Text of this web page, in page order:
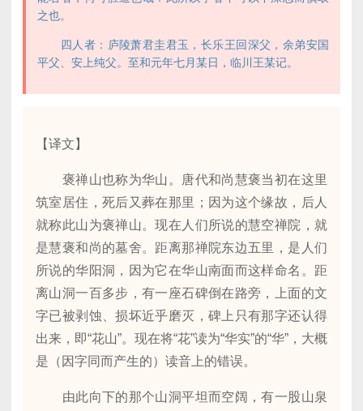
之也。
四人者：庐陵萧君圭君玉，长乐王回深父，余弟安国
平父、安上纯父。至和元年七月某日，临川王某记。
【译文】
褒禅山也称为华山。唐代和尚慧褒当初在这里
筑室居住，死后又葬在那里；因为这个缘故，后人
就称此山为褒禅山。现在人们所说的慧空禅院，就
是慧褒和尚的墓舍。距离那禅院东边五里，是人们
所说的华阳洞，因为它在华山南面而这样命名。距
离山洞一百多步，有一座石碑倒在路旁，上面的文
字已被剥蚀、损坏近乎磨灭，碑上只有那字还认得
出来，即“花山”。现在将“花”读为“华实”的“华”，大概
是（因字同而产生的）读音上的错误。
由此向下的那个山洞平坦而空阔，有一股山泉